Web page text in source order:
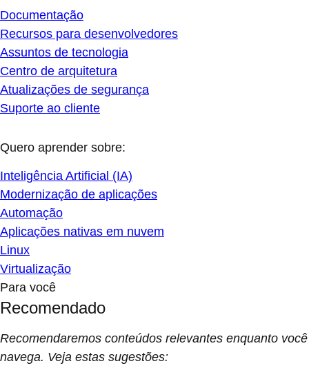
Documentação
Recursos para desenvolvedores
Assuntos de tecnologia
Centro de arquitetura
Atualizações de segurança
Suporte ao cliente
Quero aprender sobre:
Inteligência Artificial (IA)
Modernização de aplicações
Automação
Aplicações nativas em nuvem
Linux
Virtualização
Para você
Recomendado
Recomendaremos conteúdos relevantes enquanto você
navega. Veja estas sugestões: